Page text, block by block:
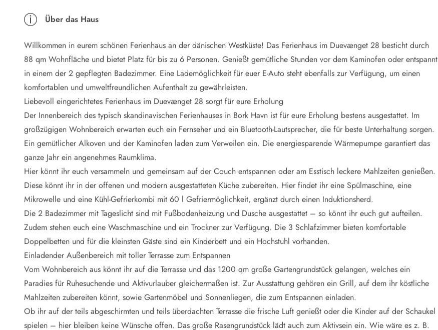
Ferienhaus ABC
Häufige Fragen zur Buchung
Verleihservice
Reisescheckliste
Endreinigung
Gutschein
Frühbucher
Mietbedingungen
Reiseführer Dänemark
Tipps für Urlaub in Dänemark
Wetter in Dänemark
Saisonzeiten
Badesicherheit im Meer
Naturschutz
Webcam Dänemark
Ferienhauskatalog
Fotowettbewerb
Vorteile bei uns
Reisecurity
Esmark KidsVIP
Esmark VIP - Partnervorteile und Rabatte
Preisgarantie
Keine Kaution
Gästebewertungen
Über das Haus
Willkommen in eurem schönen Ferienhaus an der dänischen Westküste! Das Ferienhaus im Duevænget 28 besticht durch
88 qm Wohnfläche und bietet Platz für bis zu 6 Personen. Genießt gemütliche Stunden vor dem Kaminofen oder entspannt
in einem der 2 gepflegten Badezimmer. Eine Lademöglichkeit für euer E-Auto steht ebenfalls zur Verfügung, um einen
komfortablen und umweltfreundlichen Aufenthalt zu gewährleisten.
Liebevoll eingerichtetes Ferienhaus im Duevænget 28 sorgt für eure Erholung
Der Innenbereich des typisch skandinavischen Ferienhauses in Bork Havn ist für eure Erholung bestens ausgestattet. Im
großzügigen Wohnbereich erwarten euch ein Fernseher und ein Bluetooth-Lautsprecher, die für beste Unterhaltung sorgen.
Ein gemütlicher Alkoven und der Kaminofen laden zum Verweilen ein. Die energiesparende Wärmepumpe garantiert das
ganze Jahr ein angenehmes Raumklima.
Hier könnt ihr euch versammeln und gemeinsam auf der Couch entspannen oder am Esstisch leckere Mahlzeiten genießen.
Diese könnt ihr in der offenen und modern ausgestatteten Küche zubereiten. Hier findet ihr eine Spülmaschine, eine
Mikrowelle und eine Kühl-Gefrierkombi mit 60 l Gefriermöglichkeit, ergänzt durch einen Induktionsherd.
Die 2 Badezimmer mit Tageslicht sind mit Fußbodenheizung und Dusche ausgestattet – so könnt ihr euch gut aufteilen.
Zudem stehen euch eine Waschmaschine und ein Trockner zur Verfügung. Die 3 Schlafzimmer bieten komfortable
Doppelbetten und für die kleinsten Gäste sind ein Kinderbett und ein Hochstuhl vorhanden.
Einladender Außenbereich mit toller Terrasse zum Entspannen
Vom Wohnbereich aus könnt ihr auf die Terrasse und das 1200 qm große Gartengrundstück gelangen, welches ein
Paradies für Ruhesuchende und Aktivurlauber gleichermaßen ist. Zur Ausstattung gehören ein Grill, auf dem ihr köstliche
Mahlzeiten zubereiten könnt, sowie Gartenmöbel und Sonnenliegen, die zum Entspannen einladen.
Ob ihr auf der teils abgeschirmten und teils überdachten Terrasse die frische Luft genießt oder die Kinder auf der Schaukel
spielen – hier bleiben keine Wünsche offen. Das große Rasengrundstück lädt auch zum Aktivsein ein. Wie wäre es z. B.